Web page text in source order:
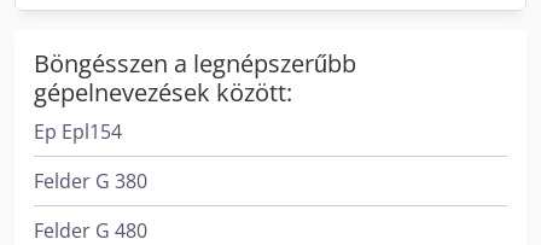
Böngésszen a legnépszerűbb
gépelnevezések között:
Ep Epl154
Felder G 380
Felder G 480